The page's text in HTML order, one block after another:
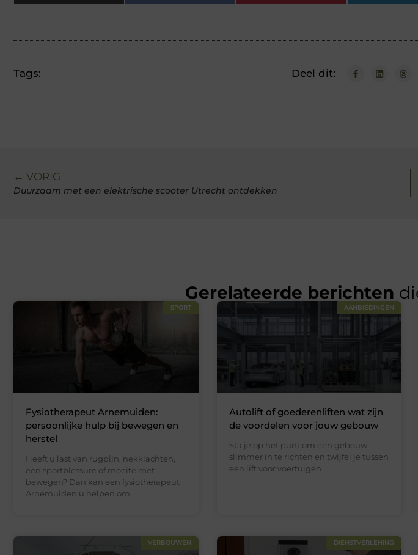
Tags: Deel dit:
← VORIG
Duurzaam met een elektrische scooter Utrecht ontdekken
Gerelateerde berichten
SPORT
Fysiotherapeut Arnemuiden:
persoonlijke hulp bij bewegen en
herstel
Heeft u last van rugpijn, nekklachten,
een sportblessure of moeite met
bewegen? Dan kan een fysiotherapeut
Arnemuiden u helpen om
AANBIEDINGEN
Autolift of goederenliften wat zijn
de voordelen voor jouw gebouw
Sta je op het punt om een gebouw
slimmer in te richten en twijfel je tussen
een lift voor voertuigen
VERBOUWEN DIENSTVERLENING